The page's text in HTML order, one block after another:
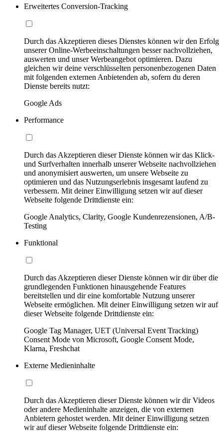
Erweitertes Conversion-Tracking
Durch das Akzeptieren dieses Dienstes können wir den Erfolg
unserer Online-Werbeeinschaltungen besser nachvollziehen,
auswerten und unser Werbeangebot optimieren. Dazu
gleichen wir deine verschlüsselten personenbezogenen Daten
mit folgenden externen Anbietenden ab, sofern du deren
Dienste bereits nutzt:
Google Ads
Performance
Durch das Akzeptieren dieser Dienste können wir das Klick-
und Surfverhalten innerhalb unserer Webseite nachvollziehen
und anonymisiert auswerten, um unsere Webseite zu
optimieren und das Nutzungserlebnis insgesamt laufend zu
verbessern. Mit deiner Einwilligung setzen wir auf dieser
Webseite folgende Drittdienste ein:
Google Analytics, Clarity, Google Kundenrezensionen, A/B-
Testing
Funktional
Durch das Akzeptieren dieser Dienste können wir dir über die
grundlegenden Funktionen hinausgehende Features
bereitstellen und dir eine komfortable Nutzung unserer
Webseite ermöglichen. Mit deiner Einwilligung setzen wir auf
dieser Webseite folgende Drittdienste ein:
Google Tag Manager, UET (Universal Event Tracking)
Consent Mode von Microsoft, Google Consent Mode,
Klarna, Freshchat
Externe Medieninhalte
Durch das Akzeptieren dieser Dienste können wir dir Videos
oder andere Medieninhalte anzeigen, die von externen
Anbietern gehostet werden. Mit deiner Einwilligung setzen
wir auf dieser Webseite folgende Drittdienste ein: